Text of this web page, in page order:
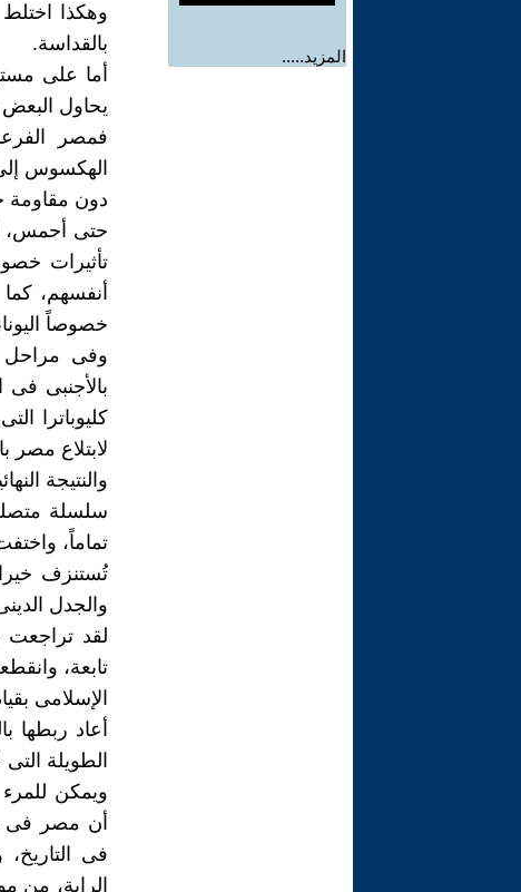
المزيد.....
وهكذا اختلط
بالقداسة.
أما على
يحاول
فمصر
الهكسوس
دون مقاومة
حتى أحمس،
تأثيرات
أنفسهم،
خصوصاً
وفى مراحل
بالأجنبى
كليوباترا
لابتلاع مصر
والنتيجة
سلسلة متصلة
تماماً،
تُستنزف
والجدل
لقد
تابعة،
أعاد ربطها
الطويلة
ويمكن
أن مصر فى
فى
الراية، من